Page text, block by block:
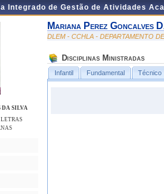
Integrado de Gestão de Atividades
DA SILVA
Mariana Perez Goncalves
DLEM - CCHLA - DEPARTAMENTO
Disciplinas Ministradas
Infantil Fundamental Técnico